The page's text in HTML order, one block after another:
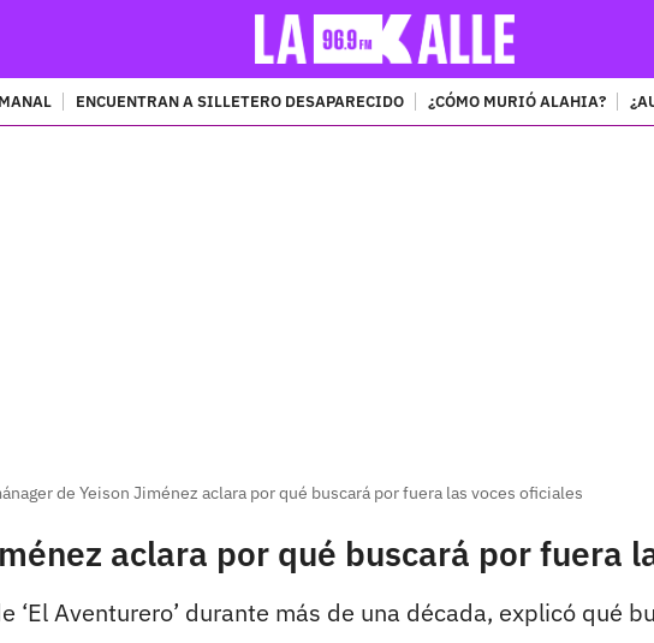
ENCUENTRAN A SILLETERO DESAPARECIDO ¿CÓMO MURIÓ ALAHIA?
de Yeison Jiménez aclara por qué buscará por fuera las voces oficiales
aclara por qué buscará por fuera
‘El Aventurero’ durante más de una década, explicó qué